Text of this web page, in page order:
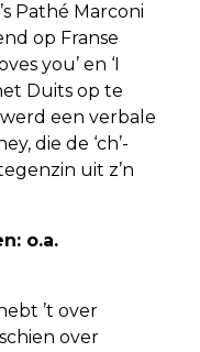
Pathé Marconi
op Franse
you’ en ‘I
Duits op te
werd een verbale
die de ‘ch’-
uit z’n
o.a.
’t over
over